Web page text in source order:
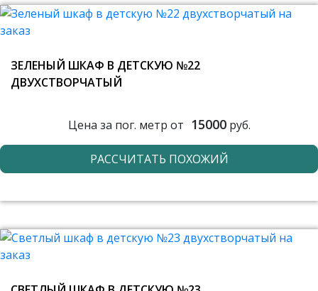
ЗЕЛЕНЫЙ ШКАФ В ДЕТСКУЮ №22
ДВУХСТВОРЧАТЫЙ
Цена за пог. метр от 15000руб.
РАССЧИТАТЬ ПОХОЖИЙ